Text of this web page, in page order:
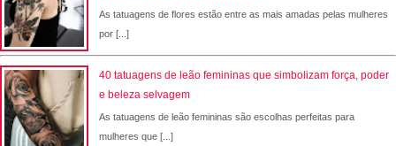
As tatuagens de flores estão entre as mais amadas pelas mulheres
por [...]
40 tatuagens de leão femininas que simbolizam força, poder
e beleza selvagem
As tatuagens de leão femininas são escolhas perfeitas para
mulheres que [...]